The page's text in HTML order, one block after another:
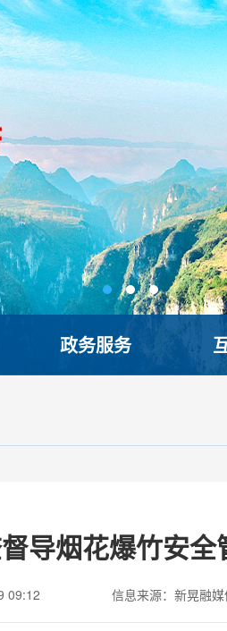
政务服务
导烟花爆竹安全
09:12 信息来源：新晃融